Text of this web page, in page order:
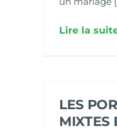
Lire la
LES
MIXTES